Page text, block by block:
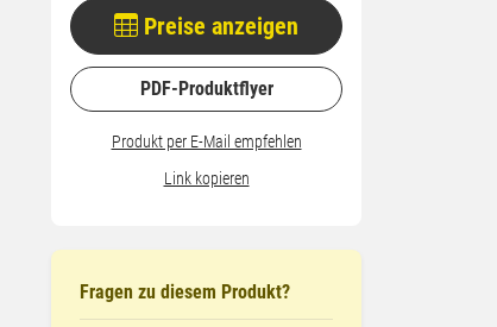
Preise anzeigen
PDF-Produktflyer
Produkt per E-Mail empfehlen
Link kopieren
Fragen zu diesem Produkt?